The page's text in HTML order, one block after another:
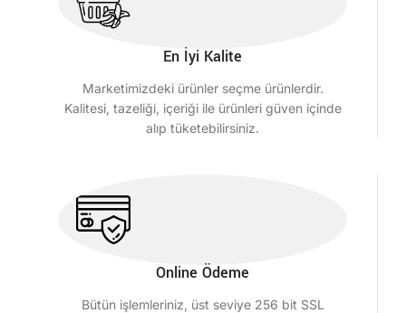
En İyi Kalite
Marketimizdeki ürünler seçme ürünlerdir.
Kalitesi, tazeliği, içeriği ile ürünleri güven içinde
alıp tüketebilirsiniz.
Online Ödeme
Bütün işlemleriniz, üst seviye 256 bit SSL